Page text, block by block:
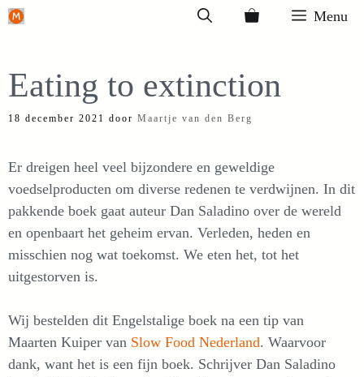
Ga
inhoud
Menu
Eating to extinction
18 december 2021 door Maartje van den Berg
Er dreigen heel veel bijzondere en geweldige
voedselproducten om diverse redenen te verdwijnen. In dit
pakkende boek gaat auteur Dan Saladino over de wereld
en openbaart het geheim ervan. Verleden, heden en
misschien nog wat toekomst. We eten het, tot het
uitgestorven is.
Wij bestelden dit Engelstalige boek na een tip van
Maarten Kuiper van Slow Food Nederland. Waarvoor
dank, want het is een fijn boek. Schrijver Dan Saladino